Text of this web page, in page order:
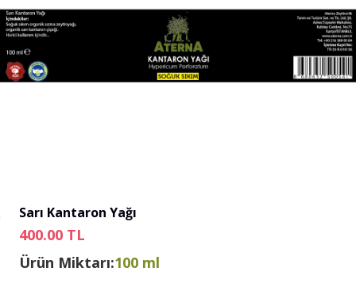
Sarı Kantaron Yağı
400.00 TL
Ürün Miktarı:100 ml